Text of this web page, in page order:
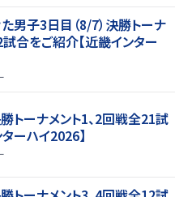
男子3日目（8/7）決勝トーナ
合をご紹介【近畿インター
トーナメント1、2回戦全21試
ーハイ2026】